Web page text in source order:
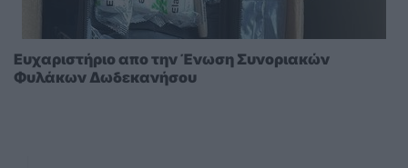
Ευχαριστήριο απο την Ένωση Συνοριακών
Φυλάκων Δωδεκανήσου